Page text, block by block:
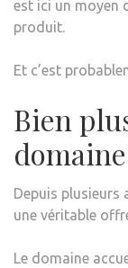
est ici un moyen
produit.
Et c’est
Bien
domaine
Depuis plusieurs
une véritable
Le domaine